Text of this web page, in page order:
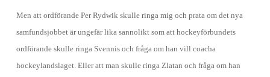
Men att ordförande Per Rydwik skulle ringa mig och prata om det nya
samfundsjobbet är ungefär lika sannolikt som att hockeyförbundets
ordförande skulle ringa Svennis och fråga om han vill coacha
hockeylandslaget. Eller att man skulle ringa Zlatan och fråga om han